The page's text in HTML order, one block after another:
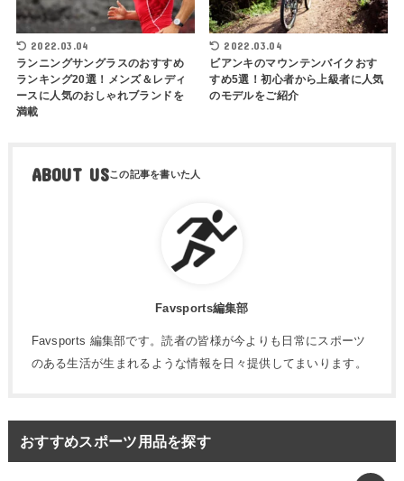
2022.03.04
ランニングサングラスのおすすめ
ランキング20選！メンズ＆レディ
ースに人気のおしゃれブランドを
満載
2022.03.04
ビアンキのマウンテンバイクおす
すめ5選！初心者から上級者に人気
のモデルをご紹介
ABOUT US
Favsports編集部
Favsports 編集部です。読者の皆様が今よりも日常にスポーツ
のある生活が生まれるような情報を日々提供してまいります。
おすすめスポーツ用品を探す